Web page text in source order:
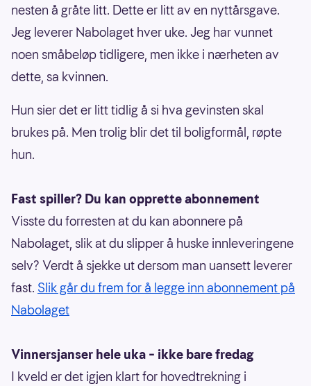
nesten å gråte litt. Dette er litt av en nyttårsgave.
Jeg leverer Nabolaget hver uke. Jeg har vunnet
noen småbeløp tidligere, men ikke i nærheten av
dette, sa kvinnen.
Hun sier det er litt tidlig å si hva gevinsten skal
brukes på. Men trolig blir det til boligformål, røpte
hun.
Fast spiller? Du kan opprette abonnement
Visste du forresten at du kan abonnere på
Nabolaget, slik at du slipper å huske innleveringene
selv? Verdt å sjekke ut dersom man uansett leverer
fast. Slik går du frem for å legge inn abonnement på
Nabolaget
Vinnersjanser hele uka – ikke bare fredag
I kveld er det igjen klart for hovedtrekning i